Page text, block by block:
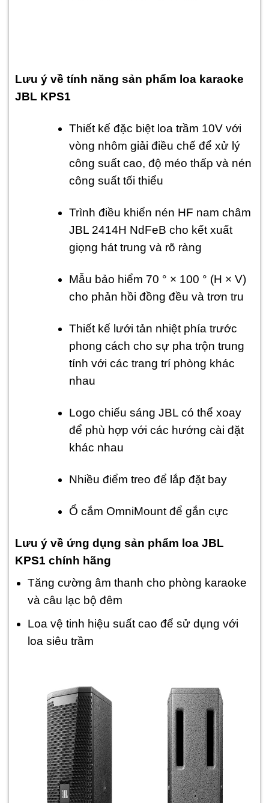
Lưu ý về tính năng sản phẩm loa karaoke
JBL KPS1
Thiết kế đặc biệt loa trầm 10V với
vòng nhôm giải điều chế để xử lý
công suất cao, độ méo thấp và nén
công suất tối thiểu
Trình điều khiển nén HF nam châm
JBL 2414H NdFeB cho kết xuất
giọng hát trung và rõ ràng
Mẫu bảo hiểm 70 ° × 100 ° (H × V)
cho phản hồi đồng đều và trơn tru
Thiết kế lưới tản nhiệt phía trước
phong cách cho sự pha trộn trung
tính với các trang trí phòng khác
nhau
Logo chiếu sáng JBL có thể xoay
để phù hợp với các hướng cài đặt
khác nhau
Nhiều điểm treo để lắp đặt bay
Ổ cắm OmniMount để gắn cực
Lưu ý về ứng dụng sản phẩm loa JBL
KPS1 chính hãng
Tăng cường âm thanh cho phòng karaoke
và câu lạc bộ đêm
Loa vệ tinh hiệu suất cao để sử dụng với
loa siêu trầm